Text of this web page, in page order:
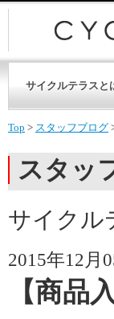
サイクルテラスと
Top > スタッフブログ
スタッ
サイクル
2015年12月
【商品